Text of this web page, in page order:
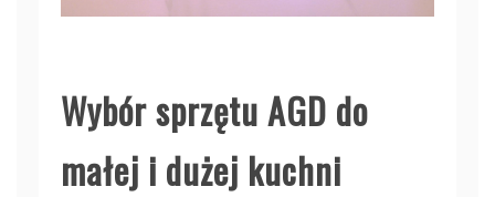
Wybór sprzętu AGD do
małej i dużej kuchni